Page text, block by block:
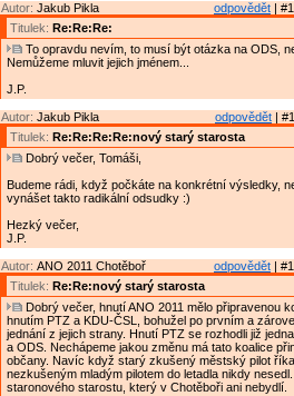
odpovědět |
Autor: Jakub Pikla
Titulek: Re:Re:Re:
To opravdu nevím, to musí být otázka na ODS,
Nemůžeme mluvit jejich jménem...
J.P.
odpovědět |
Autor: Jakub Pikla
Titulek: Re:Re:Re:Re:nový starý starosta
Dobrý večer, Tomáši,
Budeme rádi, když počkáte na konkrétní výsledky,
vynášet takto radikální odsudky :)
Hezký večer,
J.P.
odpovědět |
Autor: ANO 2011 Chotěboř
Titulek: Re:Re:nový starý starosta
Dobrý večer, hnutí ANO 2011 mělo připravenou
hnutím PTZ a KDU-ČSL, bohužel po prvním a
jednání z jejich strany. Hnutí PTZ se rozhodli již
a ODS. Nechápeme jakou změnu má tato koalice
občany. Navíc když starý zkušený městský pilot
nezkušeným mladým pilotem do letadla nikdy
staronového starostu, který v Chotěboři ani nebydlí.